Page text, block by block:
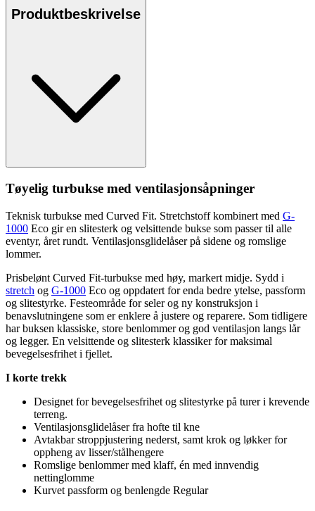
Produktbeskrivelse
Tøyelig turbukse med ventilasjonsåpninger
Teknisk turbukse med Curved Fit. Stretchstoff kombinert med G-
1000 Eco gir en slitesterk og velsittende bukse som passer til alle
eventyr, året rundt. Ventilasjonsglidelåser på sidene og romslige
lommer.
Prisbelønt Curved Fit-turbukse med høy, markert midje. Sydd i
stretch og G-1000 Eco og oppdatert for enda bedre ytelse, passform
og slitestyrke. Festeområde for seler og ny konstruksjon i
benavslutningene som er enklere å justere og reparere. Som tidligere
har buksen klassiske, store benlommer og god ventilasjon langs lår
og legger. En velsittende og slitesterk klassiker for maksimal
bevegelsesfrihet i fjellet.
I korte trekk
Designet for bevegelsesfrihet og slitestyrke på turer i krevende
terreng.
Ventilasjonsglidelåser fra hofte til kne
Avtakbar stroppjustering nederst, samt krok og løkker for
oppheng av lisser/stålhengere
Romslige benlommer med klaff, én med innvendig
nettinglomme
Kurvet passform og benlengde Regular